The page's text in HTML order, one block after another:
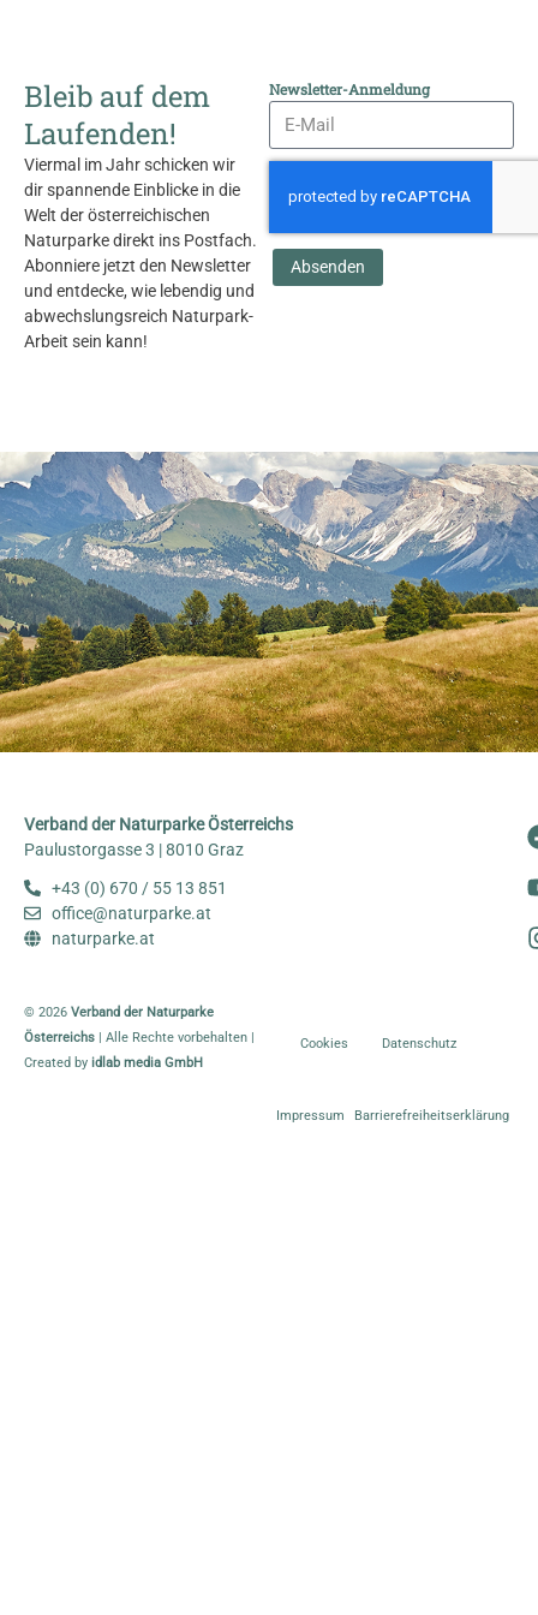
Bleib auf dem
Laufenden!
Viermal im Jahr schicken wir
dir spannende Einblicke in die
Welt der österreichischen
Naturparke direkt ins Postfach.
Abonniere jetzt den Newsletter
und entdecke, wie lebendig und
abwechslungsreich Naturpark-
Arbeit sein kann!
Newsletter-Anmeldung
Absenden
Verband der Naturparke Österreichs
Paulustorgasse 3 | 8010 Graz
+43 (0) 670 / 55 13 851
office@naturparke.at
naturparke.at
© 2026 Verband der Naturparke
Österreichs | Alle Rechte vorbehalten |
Created by idlab media GmbH
Cookies Datenschutz
Impressum Barrierefreiheitserklärung